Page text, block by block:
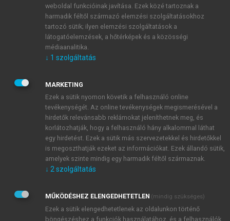
E-MAIL-CÍM
JELSZÓ
JELSZÓ ÚJRA
Kérek értesítést a MeRSZ újdonságairól, akcióiról.
Kérek értesítést az Akadémiai Kiadó Zrt. újdonságairól,
Adatkezelési tájékoztatóbanfoglaltakat tudomásul
veszem és elfogadom.
Általános vásárlási feltételeket, valamint a szotar.netés a
weboldal funkcióinak javítása. Ezek közé tartoznak a
harmadik féltől származó elemzési szolgáltatásokhoz
tartozó sütik; ilyen elemzési szolgáltatások a
látogatóelemzések, a hőtérképek és a közösségi
médiaanalitika.
↓ 1 szolgáltatás
MARKETING
Ezek a sütik nyomon követik a felhasználó online
tevékenységét. Az online tevékenységek megismerésével a
hirdetők relevánsabb reklámokat jeleníthetnek meg, és
korlátozhatják, hogy a felhasználó hány alkalommal láthat
egy hirdetést. Ezek a sütik más szervezetekkel és hirdetőkkel
is megoszthatják ezeket az információkat. Ezek állandó sütik,
amelyek szinte mindig egy harmadik féltől származnak.
↓ 2 szolgáltatás
MŰKÖDÉSHEZ ELENGEDHETETLEN (mindig szükséges)
Ezek a sütik elengedhetetlenek az oldalunkon történő
böngészéshez,a funkciók használatához, és a felhasználók